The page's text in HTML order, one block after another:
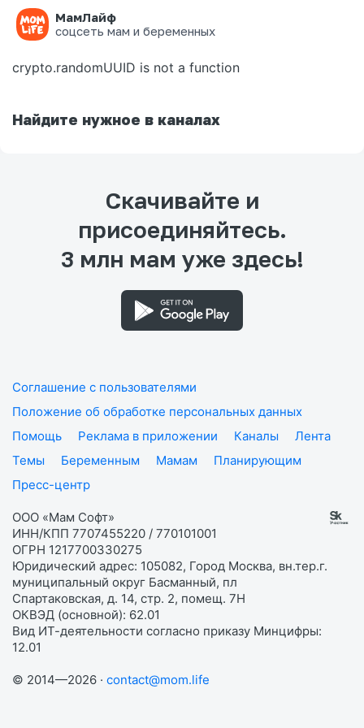
МамЛайф
соцсеть мам и беременных
Ошибка на странице
crypto.randomUUID is not a function
Найдите нужное в каналах
Скачивайте и
присоединяйтесь.
3 млн мам уже здесь!
Соглашение с пользователями
Положение об обработке персональных данных
Помощь
Реклама в приложении Каналы
Лента
Темы
Беременным Мамам
Планирующим
Пресс-центр
ООО «Мам Софт»
ИНН/КПП 7707455220 / 770101001
ОГРН 1217700330275
Юридический адрес: 105082, Город Москва, вн.тер.г.
муниципальный округ Басманный, пл
Спартаковская, д. 14, стр. 2, помещ. 7Н
ОКВЭД (основной): 62.01
Вид ИТ-деятельности согласно приказу Минцифры:
12.01
© 2014—2026 · contact@mom.life